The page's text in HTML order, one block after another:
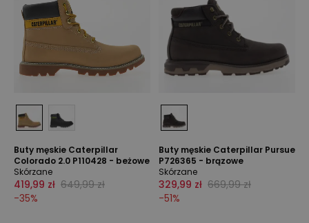
Buty męskie Caterpillar
Colorado 2.0 P110428 - beżowe
Skórzane
419,99 zł 649,99 zł
-35%
Buty męskie Caterpillar Pursue
P726365 - brązowe
Skórzane
329,99 zł 669,99 zł
-51%